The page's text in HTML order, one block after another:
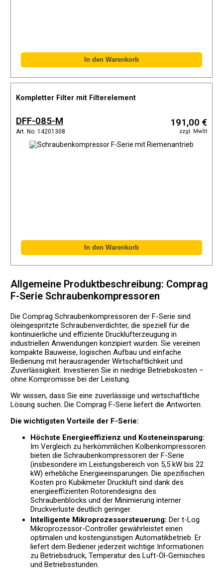
Kompletter Filter mit Filterelement
DFF-085-M
Art. No. 14201308
191,00 €
zzgl. MwSt
Allgemeine Produktbeschreibung: Comprag
F-Serie Schraubenkompressoren
Die Comprag Schraubenkompressoren der F-Serie sind
öleingespritzte Schraubenverdichter, die speziell für die
kontinuierliche und effiziente Drucklufterzeugung in
industriellen Anwendungen konzipiert wurden. Sie vereinen
kompakte Bauweise, logischen Aufbau und einfache
Bedienung mit herausragender Wirtschaftlichkeit und
Zuverlässigkeit. Investieren Sie in niedrige Betriebskosten –
ohne Kompromisse bei der Leistung.
Wir wissen, dass Sie eine zuverlässige und wirtschaftliche
Lösung suchen. Die Comprag F-Serie liefert die Antworten.
Die wichtigsten Vorteile der F-Serie:
Höchste Energieeffizienz und Kosteneinsparung:
Im Vergleich zu herkömmlichen Kolbenkompressoren
bieten die Schraubenkompressoren der F-Serie
(insbesondere im Leistungsbereich von 5,5 kW bis 22
kW) erhebliche Energieeinsparungen. Die spezifischen
Kosten pro Kubikmeter Druckluft sind dank des
energieeffizienten Rotorendesigns des
Schraubenblocks und der Minimierung interner
Druckverluste deutlich geringer.
Intelligente Mikroprozessorsteuerung: Der t-Log
Mikroprozessor-Controller gewährleistet einen
optimalen und kostengünstigen Automatikbetrieb. Er
liefert dem Bediener jederzeit wichtige Informationen
zu Betriebsdruck, Temperatur des Luft-Öl-Gemisches
und Betriebsstunden.